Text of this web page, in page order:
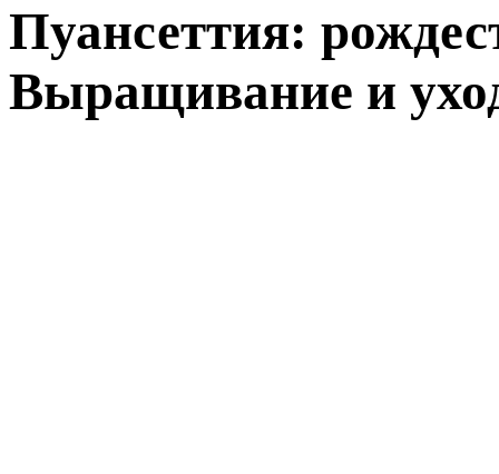
Пуансеттия:
Выращивание и